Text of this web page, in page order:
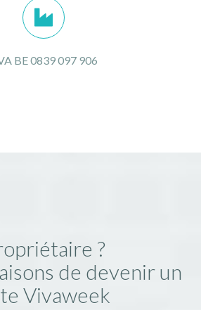
BE 0839 097 906
?
de devenir un
Vivaweek